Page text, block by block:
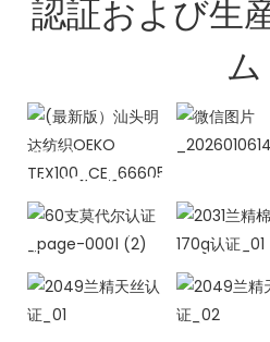
認証および生
ム
(最新版）汕头
明达纺织OEKO
TEX100_CE_666058_01
60支莫代尔认
证_page-
0001 (2)
2031兰精
170g认证
2049兰精天丝
认证_01
2049兰精
认证_02